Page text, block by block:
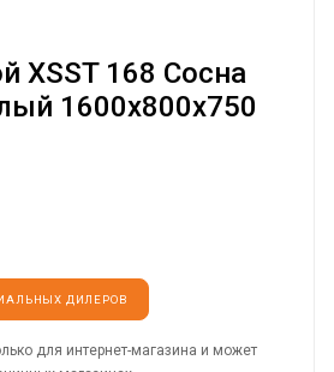
XSST 168 Сосна
1600х800х750
ДИЛЕРОВ
для интернет-магазина и может